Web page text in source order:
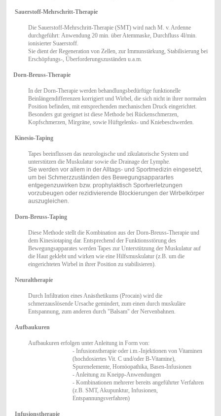
Sauerstoff-Mehrschritt-Therapie
Die Sauerstoff-Mehrschritt-Therapie (SMT) wird nach M. v. Ardenne
durchgeführt: Anwendung 20 min. über Atemmaske, Durchfluss 4l/min.
ionisierter Suaerstoff.
Sie dient der Regeneration von Zellen, zur Immunstärkung, Stabilisierung bei
Erschöpfungs-, Überforderungszuständen u.a.m.
Dorn-Breuss-Therapie
In der Dorn-Therapie werden behandlungsbedürftige funktionelle
Beinlängendifferenzen korrigiert und Wirbel, die sich nicht in ihrer normalen
Position befinden, mit entsprechenden mechanischen Druck eingerichtet.
Besonders gut geeignet ist diese Methode bei Rückenschmerzen,
Kopfschmerzen, Mirgräne, sowie Hüftgelenks- und Kniebeschwerden.
Kinesio-Taping
Tapes beeinflussen das neurologische und zikulatorische System und
unterstützen die Muskulatur sowie die Drainage der Lymphe.
Sie werden vor allem in der Alltags- und Sportmedizin eingesetzt,
um bei Schmerzzuständen des Bewegungsapparartes
entgegenzuwirken bzw. prophylaktisch Sportverletzungen
vorzubeugen oder rezidivierende Blockierungen der Wirbelkörper
auszugleichen.
Dorn-Breuss-Taping
Diese Methode stellt die Kombination aus der Dorn-Breuss-Therapie und
dem Kinesiotaping dar. Entsprechend der Funktionsstörung des
Bewegungsapparates werden Tapes zur Unterstützung der Muskulatur auf
die Haut geklebt und wirken wie eine Hilfsmuskulatur (z.B. um die
eingerichteten Wirbel in ihrer Position zu stabilisieren).
Neuraltherapie
Durch Infiltration eines Anästhetikums (Procain) wird die
schmerzauslösende Ursache gemindert, zum einen durch muskuläre
Entspannung, zum anderen durch "Balsam" der Nervenbahnen.
Aufbaukuren
Aufbaukuren erfolgen unter Anleitung in Form von:
- Infusionstherapie oder i.m.-Injektionen von Vitaminen
(hochdosiertes Vit. C und/oder B-Vitamine),
Spurenelemente, Homöopathika, Basen-Infusionen
- Anleitung zu Kneipp-Anwendungen
- Kombinationen mehrerer bereits angeführter Verfahren
(z.B. SMT, Akupunktur, Infusionen,
Entspannungsverfahren)
Infusionstherapie